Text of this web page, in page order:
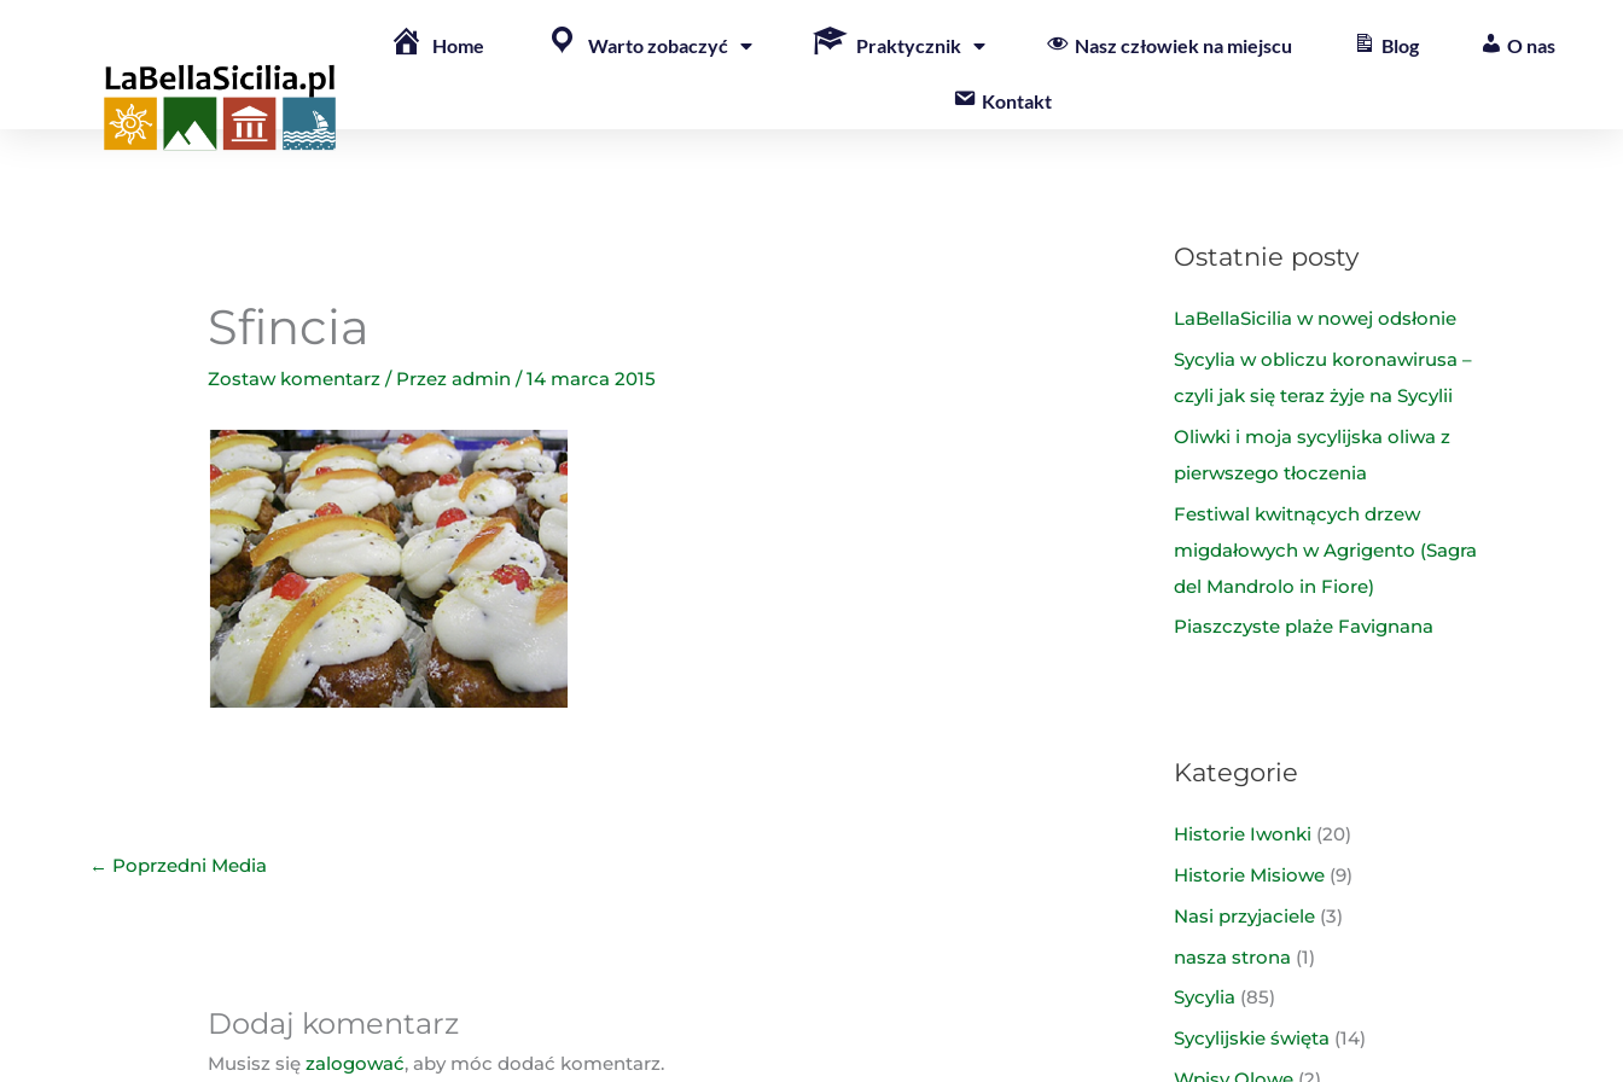
Home Warto zobaczyć Praktycznik Nasz człowiek na miejscu Blog O nas
Kontakt
Sfincia
Zostaw komentarz / Przezadmin/14 marca 2015
← Poprzedni Media
Dodaj komentarz
Musisz sięzalogować, aby móc dodać komentarz.
Ostatnie posty
LaBellaSicilia w nowej odsłonie
Sycylia w obliczu koronawirusa –
czyli jak się teraz żyje na Sycylii
Oliwki i moja sycylijska oliwa z
pierwszego tłoczenia
Festiwal kwitnących drzew
migdałowych w Agrigento (Sagra
del Mandrolo in Fiore)
Piaszczyste plaże Favignana
Kategorie
Historie Iwonki (20)
Historie Misiowe (9)
Nasi przyjaciele (3)
nasza strona (1)
Sycylia (85)
Sycylijskie święta (14)